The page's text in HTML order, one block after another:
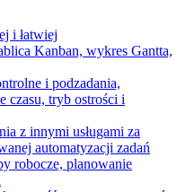
i łatwiej
Kanban, wykres Gantta,
i podzadania,
czasu, tryb ostrości i
z innymi usługami za
automatyzacji zadań
robocze, planowanie